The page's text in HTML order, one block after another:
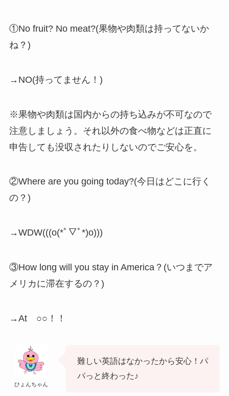
①No fruit? No meat?(果物や肉類は持ってないか
ね？)
→NO(持ってません！)
※果物や肉類は国内からの持ち込みが不可なので
注意しましょう。 それ以外の食べ物などは正直に
申告しても没収されたりしないのでご安心を。
②Where are you going today?(今日はどこに行く
の？)
→WDW(((o(*ﾟ▽ﾟ*)o)))
③How long will you stay in America？(いつまでア
メリカに滞在するの？)
→At ○○！！
ひょんちゃん
難しい英語はなかったから安心！パ
パっと終わった♪